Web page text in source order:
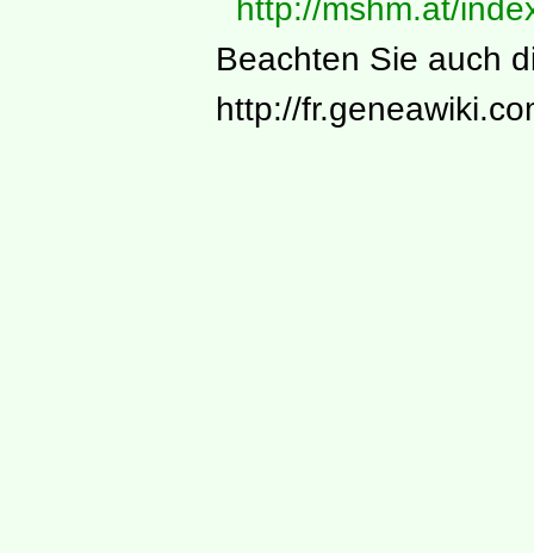
http://mshm.at/
Beachten Sie auch
http://